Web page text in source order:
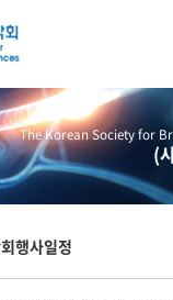
The Korean Society for
(
행사일정